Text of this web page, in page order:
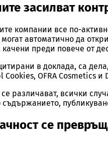
засилват
компании все по-
могат автоматично да
преди повече от
в доклада, са
OFRA Cosmetics и
различават, всички
се